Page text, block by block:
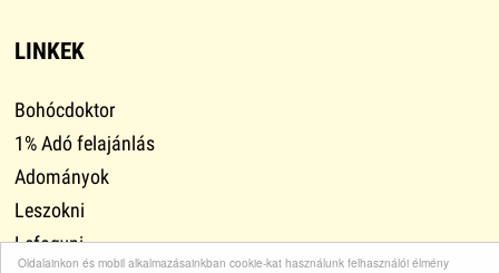
Oldalainkon és mobil alkalmazásainkban cookie-kat használunk felhasználói élmény
LINKEK
Bohócdoktor
1% Adó felajánlás
Adományok
Leszokni
Lefogyni